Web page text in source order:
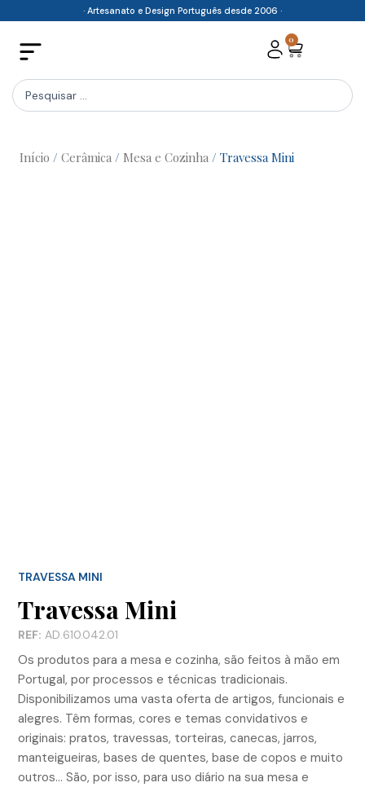
content
· Artesanato e Design Português desde 2006 ·
0
Cart
Search
...
Início / Cerâmica / Mesa e Cozinha / Travessa Mini
TRAVESSA MINI
Travessa Mini
REF: AD.610.042.01
Os produtos para a mesa e cozinha, são feitos à mão em
Portugal, por processos e técnicas tradicionais.
Disponibilizamos uma vasta oferta de artigos, funcionais e
alegres. Têm formas, cores e temas convidativos e
originais: pratos, travessas, torteiras, canecas, jarros,
manteigueiras, bases de quentes, base de copos e muito
outros… São, por isso, para uso diário na sua mesa e